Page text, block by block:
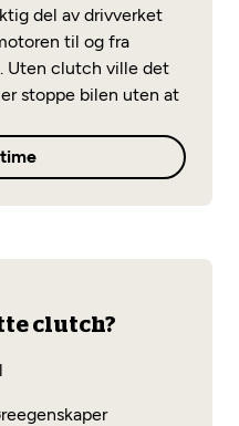
her
kontodel av drivverket
til og fra
Uten clutch ville det
stoppe bilen uten at
clutch?